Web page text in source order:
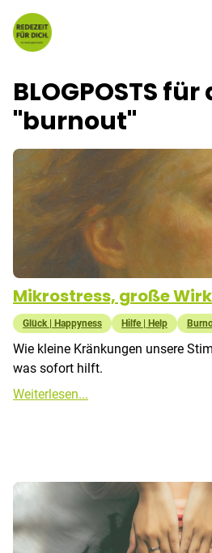
BLOGPOSTS
"burnout"
Mikrostress, große
Glück | Happyness Hilfe | Help
Wie kleine Kränkungen unsere
was sofort hilft.
Weiterlesen...